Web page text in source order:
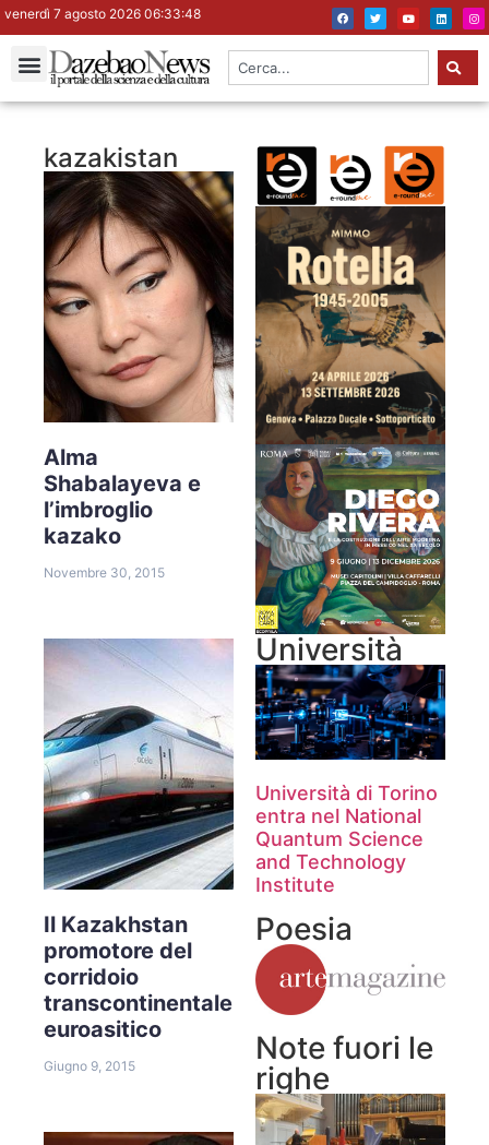
venerdì 7 agosto 2026 06:33:49
kazakistan
Alma
Shabalayeva e
l’imbroglio
kazako
Novembre 30, 2015
Il Kazakhstan
promotore del
corridoio
transcontinentale
euroasitico
Giugno 9, 2015
Università
Università di Torino
entra nel National
Quantum Science
and Technology
Institute
Poesia
Note fuori le
righe